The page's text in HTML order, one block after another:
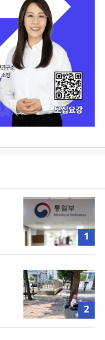
1
2